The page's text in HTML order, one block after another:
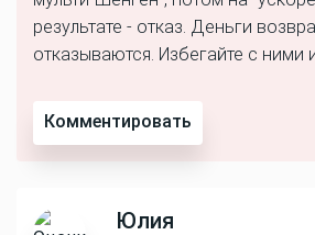
результате - отказ. Деньги
отказываются. Избегайте с ними
Комментировать
Юлия